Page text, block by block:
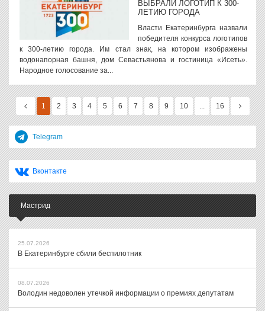
ВЫБРАЛИ ЛОГОТИП К 300-
ЛЕТИЮ ГОРОДА
Власти Екатеринбурга назвали
победителя конкурса логотипов
к 300-летию города. Им стал знак, на котором изображены
водонапорная башня, дом Севастьянова и гостиница «Исеть».
Народное голосование за...
1 2 3 4 5 6 7 8 9 10 ... 16
Telegram
Вконтакте
Мастрид
25.07.2026
В Екатеринбурге сбили беспилотник
08.07.2026
Володин недоволен утечкой информации о премиях депутатам